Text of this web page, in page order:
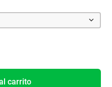
carrito